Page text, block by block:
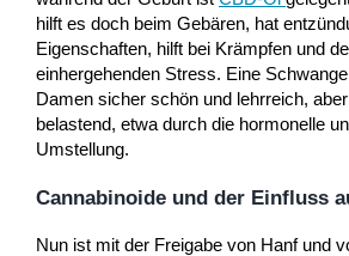
hilft es doch beim Gebären, hat
Eigenschaften, hilft bei Krämpfen und
einhergehenden Stress. Eine
Damen sicher schön und lehrreich,
belastend, etwa durch die hormonelle
Umstellung.
Cannabinoide und der Einfluss
Nun ist mit der Freigabe von Hanf und